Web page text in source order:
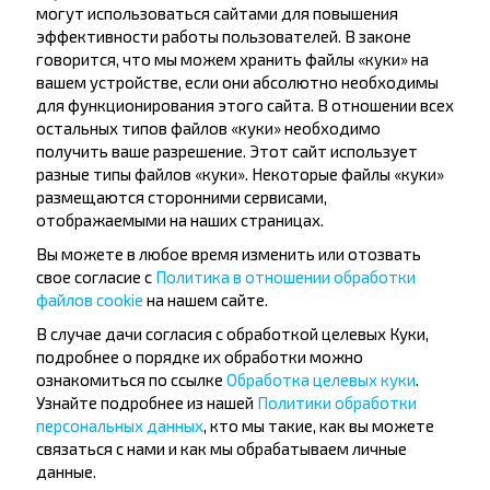
— Вильнюс от перевозчика Business Class Eurolines.
Данный автобус — удобный транспорт для
путешественников, которые вылетают из
Вильнюсского аэропорта, а также для всех, кто
едет в сам город по делам, на отдых, к друзьям
или по шенгенской визе.
2025-07-16 3959 0
могут использоваться сайтами для повышения
эффективности работы пользователей. В законе
говорится, что мы можем хранить файлы «куки» на
вашем устройстве, если они абсолютно необходимы
для функционирования этого сайта. В отношении всех
остальных типов файлов «куки» необходимо
получить ваше разрешение. Этот сайт использует
разные типы файлов «куки». Некоторые файлы «куки»
размещаются сторонними сервисами,
отображаемыми на наших страницах.
Вы можете в любое время изменить или отозвать
свое согласие с Политика в отношении обработки
файлов cookie на нашем сайте.
В случае дачи согласия с обработкой целевых Куки,
подробнее о порядке их обработки можно
ознакомиться по ссылке Обработка целевых куки
Узнайте подробнее из нашей Политики обработки
персональных данных , кто мы такие, как вы можете
связаться с нами и как мы обрабатываем личные
данные.